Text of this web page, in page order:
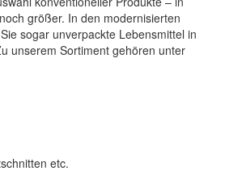
größer. In den modernisierten
sogar unverpackte Lebensmittel in
unserem Sortiment gehören unter
etc.